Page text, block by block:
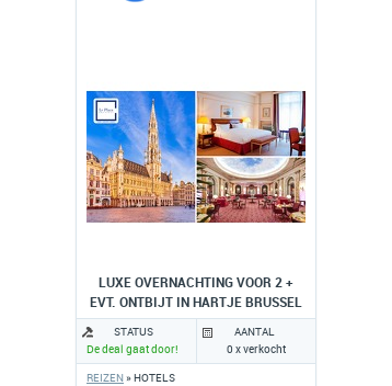
LUXE OVERNACHTING VOOR 2 +
EVT. ONTBIJT IN HARTJE BRUSSEL
REIZEN» HOTELS
STATUS
De deal gaat door!
AANTAL
0 x verkocht